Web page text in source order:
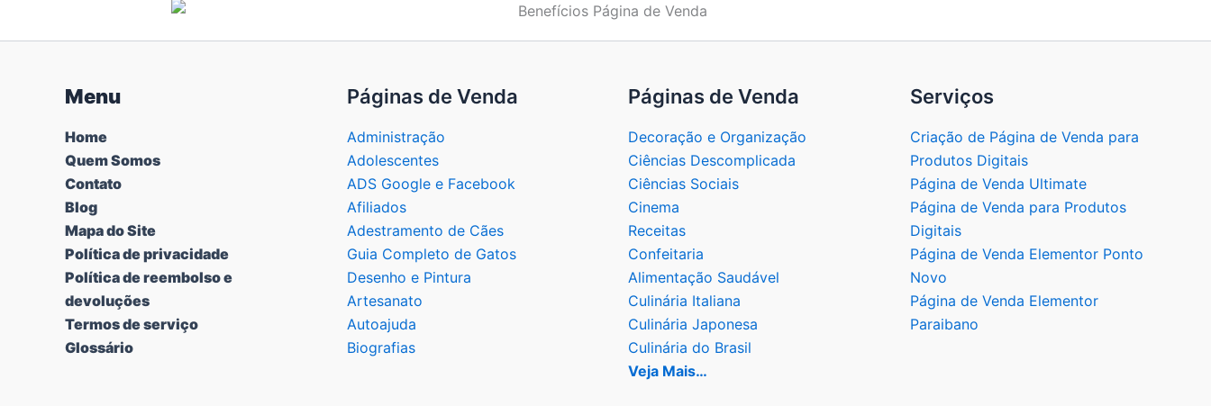
Menu
Home
Quem Somos
Contato
Blog
Mapa do Site
Política de privacidade
Política de reembolso e
devoluções
Termos de serviço
Glossário
Páginas de Venda
Administração
Adolescentes
ADS Google e Facebook
Afiliados
Adestramento de Cães
Guia Completo de Gatos
Desenho e Pintura
Artesanato
Autoajuda
Biografias
Páginas de Venda
Decoração e Organização
Ciências Descomplicada
Ciências Sociais
Cinema
Receitas
Confeitaria
Alimentação Saudável
Culinária Italiana
Culinária Japonesa
Culinária do Brasil
Veja Mais…
Serviços
Criação de Página de Venda para
Produtos Digitais
Página de Venda Ultimate
Página de Venda para Produtos
Digitais
Página de Venda Elementor Ponto
Novo
Página de Venda Elementor
Paraibano